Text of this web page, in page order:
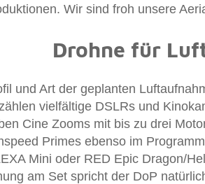
Wir sind froh unsere
Drohne für
und Art der geplanten
vielfältige DSLRs und
Cine Zooms mit bis zu drei
Primes ebenso im
Mini oder RED Epic Dragon/
am Set spricht der DoP